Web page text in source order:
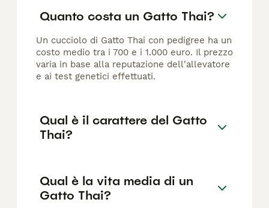
Quanto costa un Gatto Thai?
Un cucciolo di Gatto Thai con pedigree ha un
costo medio tra i 700 e i 1.000 euro. Il prezzo
varia in base alla reputazione dell'allevatore
e ai test genetici effettuati.
Qual è il carattere del Gatto
Thai?
Qual è la vita media di un
Gatto Thai?